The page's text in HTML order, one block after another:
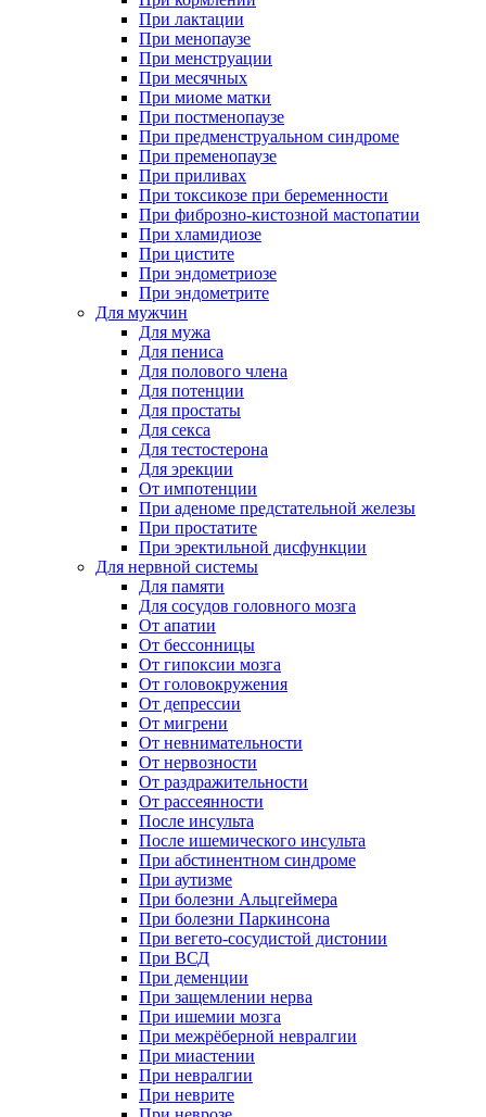
При лактации
При менопаузе
При менструации
При месячных
При миоме матки
При постменопаузе
При предменструальном синдроме
При пременопаузе
При приливах
При токсикозе при беременности
При фиброзно-кистозной мастопатии
При хламидиозе
При цистите
При эндометриозе
При эндометрите
Для мужчин
Для мужа
Для пениса
Для полового члена
Для потенции
Для простаты
Для секса
Для тестостерона
Для эрекции
От импотенции
При аденоме предстательной железы
При простатите
При эректильной дисфункции
Для нервной системы
Для памяти
Для сосудов головного мозга
От апатии
От бессонницы
От гипоксии мозга
От головокружения
От депрессии
От мигрени
От невнимательности
От нервозности
От раздражительности
От рассеянности
После инсульта
После ишемического инсульта
При абстинентном синдроме
При аутизме
При болезни Альцгеймера
При болезни Паркинсона
При вегето-сосудистой дистонии
При ВСД
При деменции
При защемлении нерва
При ишемии мозга
При межрёберной невралгии
При миастении
При невралгии
При неврите